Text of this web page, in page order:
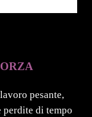
pesante,
perdite di tempo